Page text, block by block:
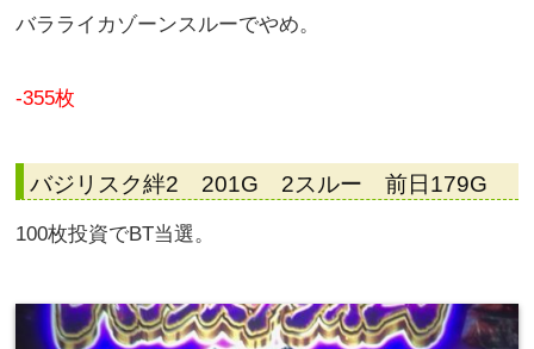
バラライカゾーンスルーでやめ。
-355枚
バジリスク絆2 201G 2スルー 前日179G
100枚投資でBT当選。